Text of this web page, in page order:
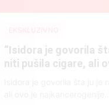
Marija je pala sa
ucveljenog udovca, a